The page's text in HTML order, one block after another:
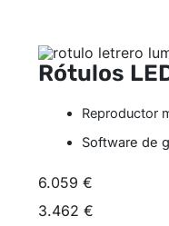
Rótulos
Reproductor
Software de
6.059 €
3.462 €